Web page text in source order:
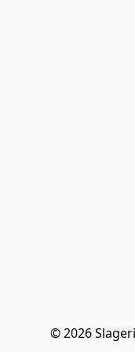
© 2026